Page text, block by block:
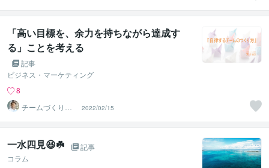
ルコーチ
「高い目標を、余力を持ちながら達成す
る」ことを考える
記事
ビジネス・マーケティング
8
チームづくりの
エキスパート☆
荒川 佳大
2022/02/15
一水四見😆☘️
記事
コラム